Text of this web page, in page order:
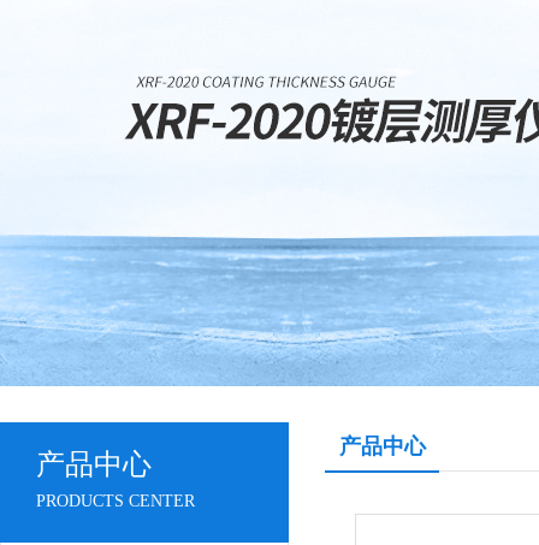
产品中心
PRODUCTS CENTER
产品中心